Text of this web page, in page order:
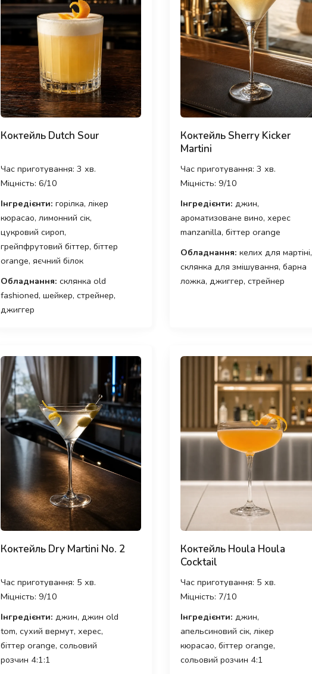
Коктейль Dutch Sour
Час приготування: 3 хв.
Міцність: 6/10
Інгредієнти: горілка, лікер
кюрасао, лимонний сік,
цукровий сироп,
грейпфрутовий біттер, біттер
orange, яєчний білок
Обладнання: склянка old
fashioned, шейкер, стрейнер,
джиггер
Коктейль Sherry Kicker
Martini
Час приготування: 3 хв.
Міцність: 9/10
Інгредієнти: джин,
ароматизоване вино, херес
manzanilla, біттер orange
Обладнання: келих для мартіні,
склянка для змішування, барна
ложка, джиггер, стрейнер
Коктейль Dry Martini No. 2
Час приготування: 5 хв.
Міцність: 9/10
Інгредієнти: джин, джин old
tom, сухий вермут, херес,
біттер orange, сольовий
розчин 4:1:1
Коктейль Houla Houla
Cocktail
Час приготування: 5 хв.
Міцність: 7/10
Інгредієнти: джин,
апельсиновий сік, лікер
кюрасао, біттер orange,
сольовий розчин 4:1